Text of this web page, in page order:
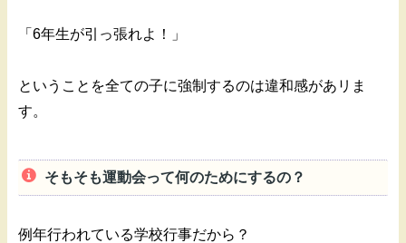
「6年生が引っ張れよ！」
ということを全ての子に強制するのは違和感があリま
す。
そもそも運動会って何のためにするの？
例年行われている学校行事だから？